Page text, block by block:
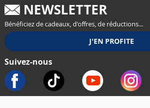
NEWSLETTER
Bénéficiez de cadeaux, d'offres, de réductions...
Suivez-nous